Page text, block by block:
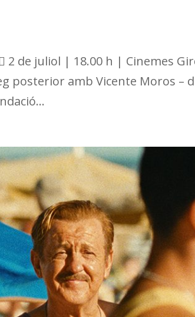
 2 de juliol | 18.00 h | Cinemes
posterior amb Vicente Moros –